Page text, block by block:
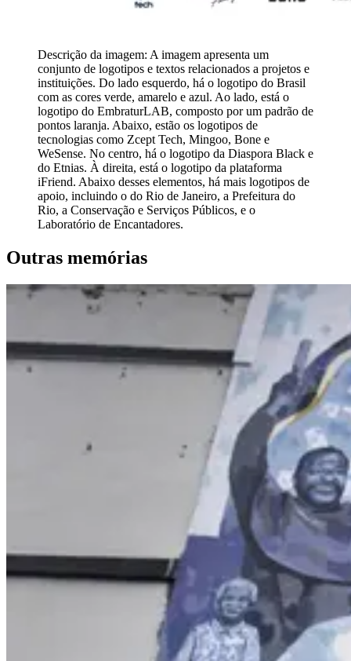
Descrição da imagem: A imagem apresenta um
conjunto de logotipos e textos relacionados a projetos e
instituições. Do lado esquerdo, há o logotipo do Brasil
com as cores verde, amarelo e azul. Ao lado, está o
logotipo do EmbraturLAB, composto por um padrão de
pontos laranja. Abaixo, estão os logotipos de
tecnologias como Zcept Tech, Mingoo, Bone e
WeSense. No centro, há o logotipo da Diaspora Black e
do Etnias. À direita, está o logotipo da plataforma
iFriend. Abaixo desses elementos, há mais logotipos de
apoio, incluindo o do Rio de Janeiro, a Prefeitura do
Rio, a Conservação e Serviços Públicos, e o
Laboratório de Encantadores.
Outras memórias